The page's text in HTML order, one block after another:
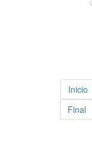
Inicio
Final